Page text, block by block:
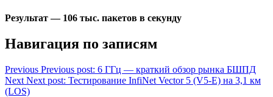
Результат — 106 тыс. пакетов в секунду
Навигация по записям
Previous Previous post: 6 ГГц — краткий обзор рынка БШПД
Next Next post: Тестирование InfiNet Vector 5 (V5-E) на 3,1 км
(LOS)